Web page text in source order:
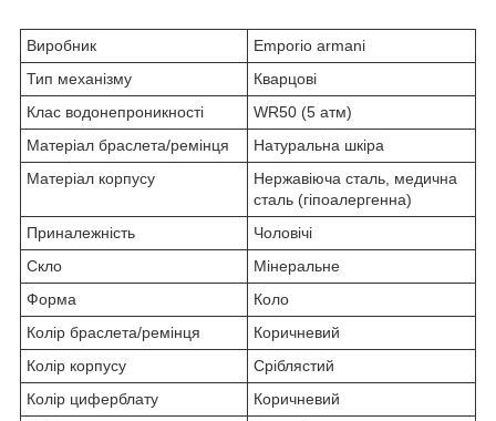
Виробник
Emporio armani
Тип механізму
Кварцові
Клас водонепроникності
WR50 (5 атм)
Матеріал браслета/ремінця
Натуральна шкіра
Матеріал корпусу
Нержавіюча сталь, медична
сталь (гіпоалергенна)
Приналежність
Чоловічі
Скло
Мінеральне
Форма
Коло
Колір браслета/ремінця
Коричневий
Колір корпусу
Сріблястий
Колір циферблату
Коричневий